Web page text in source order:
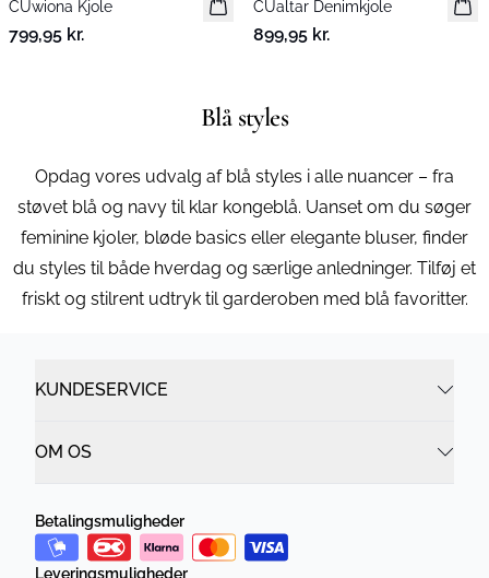
Nyhed
CUwiona Kjole
799,95 kr.
Nyhed
CUaltar Denimkjole
899,95 kr.
Blå styles
Opdag vores udvalg af blå styles i alle nuancer – fra
støvet blå og navy til klar kongeblå. Uanset om du søger
feminine kjoler, bløde basics eller elegante bluser, finder
du styles til både hverdag og særlige anledninger. Tilføj et
friskt og stilrent udtryk til garderoben med blå favoritter.
KUNDESERVICE
OM OS
Betalingsmuligheder
Leveringsmuligheder